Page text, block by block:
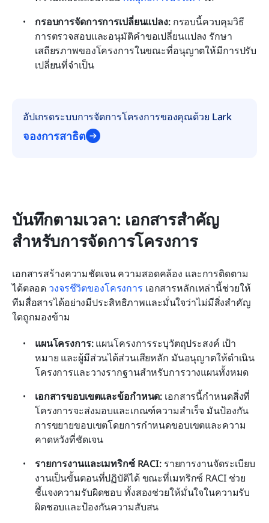
กรอบการจัดการการเปลี่ยนแปลง: กรอบนี้ควบคุมวิธี
การตรวจสอบและอนุมัติคำขอเปลี่ยนแปลง รักษา
เสถียรภาพของโครงการในขณะที่อนุญาตให้มีการปรับ
เปลี่ยนที่จำเป็น
อัปเกรดระบบการจัดการโครงการของคุณด้วย Lark
จองการสาธิต
บันทึกตามเวลา: เอกสารสำคัญ
สำหรับการจัดการโครงการ
เอกสารสร้างความชัดเจน ความสอดคล้อง และการติดตาม
ได้ตลอด วงจรชีวิตของโครงการ เอกสารหลักเหล่านี้ช่วยให้
ทีมสื่อสารได้อย่างมีประสิทธิภาพและมั่นใจว่าไม่มีสิ่งสำคัญ
ใดถูกมองข้าม
แผนโครงการ: แผนโครงการระบุวัตถุประสงค์ เป้า
หมาย และผู้มีส่วนได้ส่วนเสียหลัก มันอนุญาตให้ดำเนิน
โครงการและวางรากฐานสำหรับการวางแผนทั้งหมด
เอกสารขอบเขตและข้อกำหนด: เอกสารนี้กำหนดสิ่งที่
โครงการจะส่งมอบและเกณฑ์ความสำเร็จ มันป้องกัน
การขยายขอบเขตโดยการกำหนดขอบเขตและความ
คาดหวังที่ชัดเจน
รายการงานและเมทริกซ์ RACI: รายการงานจัดระเบียบ
งานเป็นขั้นตอนที่ปฏิบัติได้ ขณะที่เมทริกซ์ RACI ช่วย
ชี้แจงความรับผิดชอบ ทั้งสองช่วยให้มั่นใจในความรับ
ผิดชอบและป้องกันความสับสน